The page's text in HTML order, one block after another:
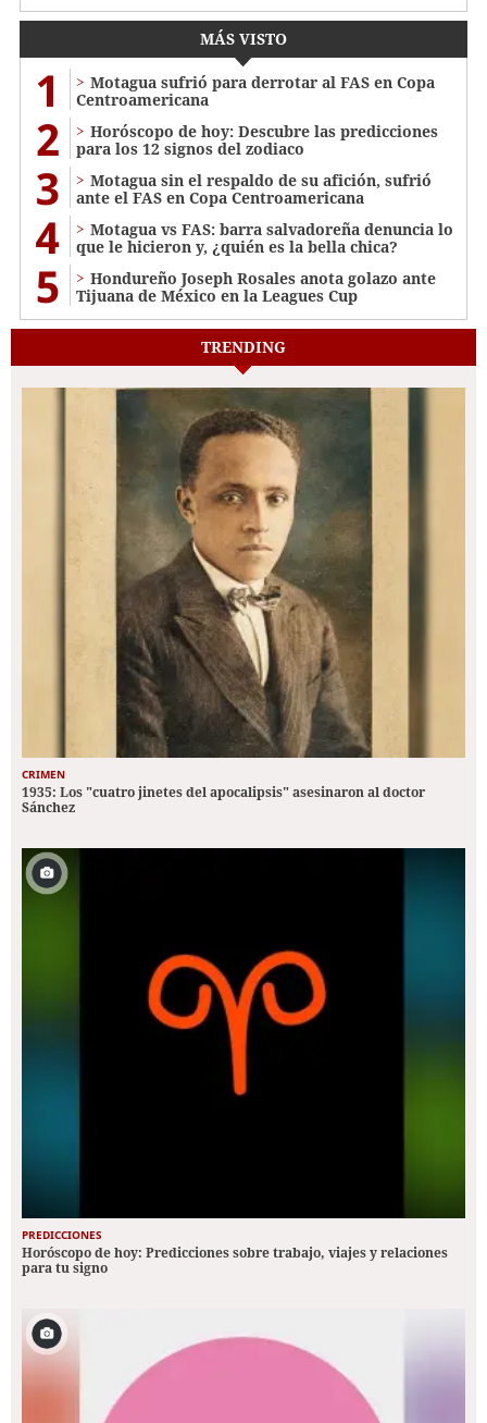
MÁS VISTO
1
Motagua sufrió para derrotar al FAS en Copa
Centroamericana
2
Horóscopo de hoy: Descubre las predicciones
para los 12 signos del zodiaco
3
Motagua sin el respaldo de su afición, sufrió
ante el FAS en Copa Centroamericana
4
Motagua vs FAS: barra salvadoreña denuncia lo
que le hicieron y, ¿quién es la bella chica?
5
Hondureño Joseph Rosales anota golazo ante
Tijuana de México en la Leagues Cup
TRENDING
CRIMEN
1935: Los "cuatro jinetes del apocalipsis" asesinaron al doctor
Sánchez
PREDICCIONES
Horóscopo de hoy: Predicciones sobre trabajo, viajes y relaciones
para tu signo